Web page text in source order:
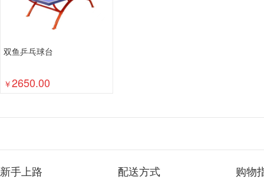
双鱼乒乓球台
￥2650.00
新手上路 配送方式 购物